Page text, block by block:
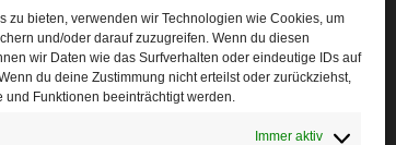
zu bieten, verwenden wir Technologien wie Cookies, um
und/oder darauf zuzugreifen. Wenn du diesen
wir Daten wie das Surfverhalten oder eindeutige IDs auf
du deine Zustimmung nicht erteilst oder zurückziehst,
und Funktionen beeinträchtigt werden.
Immer aktiv